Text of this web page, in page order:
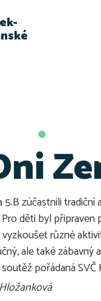
zúčastnili
děti byl
různé
ale také
pořádaná